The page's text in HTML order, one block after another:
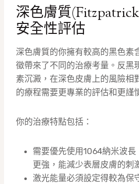
深色膚質
安全性評估
深色膚質的你擁有較高的黑色素
徵帶來了不同的治療考量。反黑
素沉澱，在深色皮膚上的風險相
的療程需要更專業的評估和更謹
你的治療特點包括：
需要優先使用1064納米波
更強，能減少表層皮膚的刺
激光能量必須設定得較為保